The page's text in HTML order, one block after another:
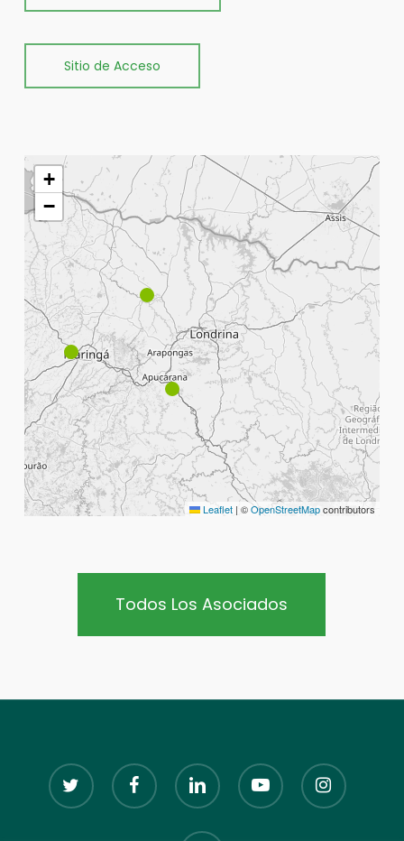
Sitio de Acceso
+
−
Leaflet | ©OpenStreetMapcontributors
Todos Los Asociados
twitter facebook linkedin youtube instagram